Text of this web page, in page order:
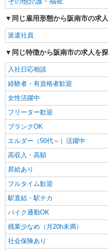
同じ雇用形態から阪南市の求
派遣社員
同じ特徴から阪南市の求人を
入社日応相談
経験者・有資格者歓迎
女性活躍中
フリーター歓迎
ブランクOK
エルダー（50代～）活躍中
高収入・高額
昇給あり
フルタイム歓迎
駅直結・駅チカ
バイク通勤OK
残業少なめ（月20h未満）
社会保険あり